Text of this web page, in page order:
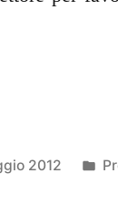
2012